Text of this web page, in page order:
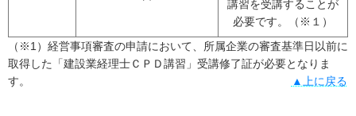
講習を受講することが
必要です。（※１）
（※1）経営事項審査の申請において、所属企業の審査基準日以前に
取得した「建設業経理士ＣＰＤ講習」受講修了証が必要となりま
す。
▲上に戻る